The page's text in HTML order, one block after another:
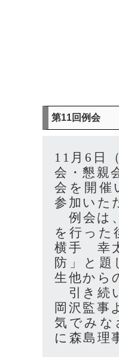
第11回例会
11月6日
会・懇親
会を開催
参加いた
例会は
を行っ
横手 幸
防」と
生他から
引き続
岡沢監事
気でみな
に森島理